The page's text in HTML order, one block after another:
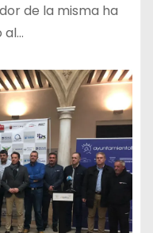
de la misma ha
al…